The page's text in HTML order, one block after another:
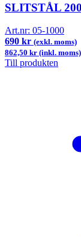
SLITSTÅL
Art.nr: 05-1000
690 kr (exkl. moms)
862,50 kr (inkl. moms)
Till produkten